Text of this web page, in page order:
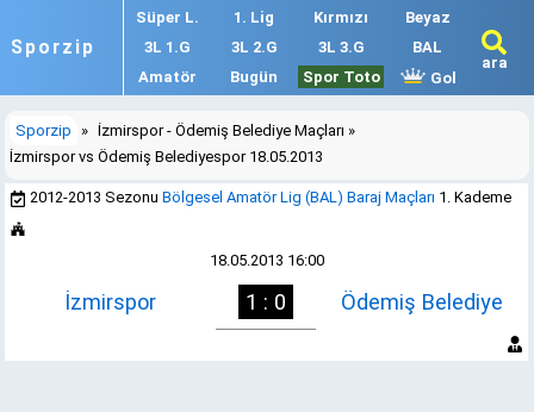
Sporzip
Süper L. 1. Lig Kırmızı
Beyaz
3L 1.G
3L 2.G 3L 3.G
BAL
Amatör
Bugün Spor Toto Gol
ara
Sporzip » İzmirspor - Ödemiş Belediye Maçları »
İzmirspor vs Ödemiş Belediyespor 18.05.2013
2012-2013 SezonuBölgesel Amatör Lig (BAL) Baraj Maçları 1. Kademe
18.05.2013 16:00
İzmirspor 1 : 0 Ödemiş Belediye